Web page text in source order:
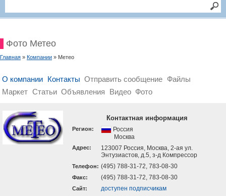
Фото Метео
Главная » Компании » Метео
О компании Контакты Отправить сообщение Файлы
Маркет Статьи Объявления Видео Фото
Контактная информация
Регион:
Россия
Москва
Адрес:
123007 Россия, Москва, 2-ая ул.
Энтузиастов, д.5, з-д Компрессор
Телефон: (495) 788-31-72, 783-08-30
Факс: (495) 788-31-72, 783-08-30
Cайт: доступен подписчикам